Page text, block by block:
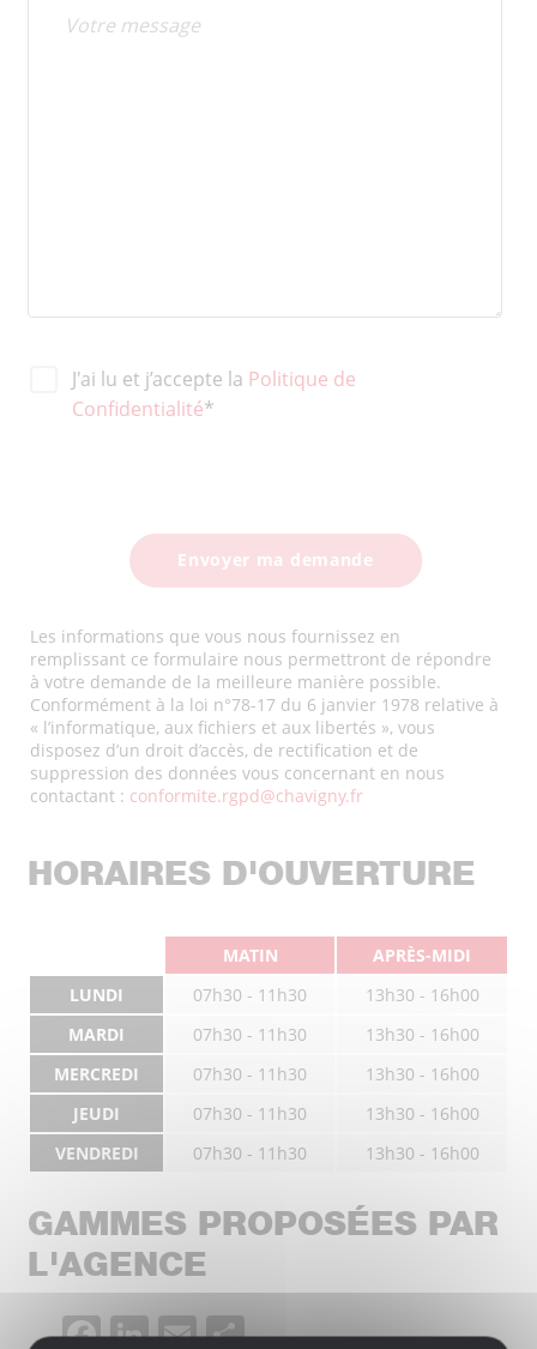
J'ai lu et j’accepte la Politique de
Confidentialité*
Les informations que vous nous fournissez en
remplissant ce formulaire nous permettront de répondre
à votre demande de la meilleure manière possible.
Conformément à la loi n°78-17 du 6 janvier 1978 relative à
« l’informatique, aux fichiers et aux libertés », vous
disposez d’un droit d’accès, de rectification et de
suppression des données vous concernant en nous
contactant : conformite.rgpd@chavigny.fr
HORAIRES D'OUVERTURE
MATIN
APRÈS-MIDI
LUNDI
07h30 - 11h30
13h30 - 16h00
MARDI
07h30 - 11h30
13h30 - 16h00
MERCREDI
07h30 - 11h30
13h30 - 16h00
JEUDI
07h30 - 11h30
13h30 - 16h00
VENDREDI
07h30 - 11h30 13h30 - 16h00
GAMMES PROPOSÉES PAR
L'AGENCE
Facebook
LinkedIn
EmailPartager